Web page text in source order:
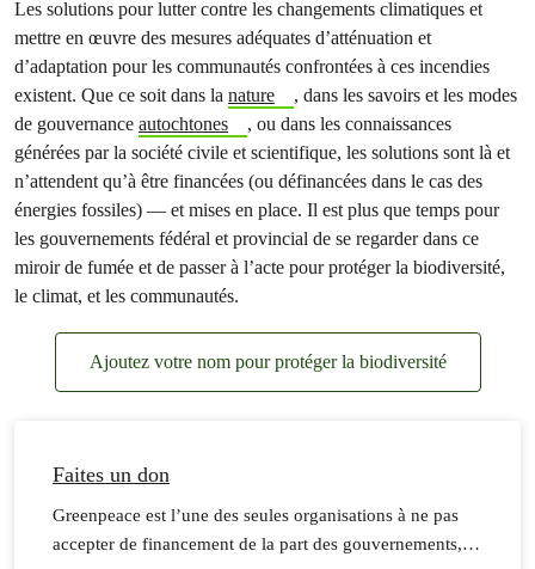
Les solutions pour lutter contre les changements climatiques et
mettre en œuvre des mesures adéquates d’atténuation et
d’adaptation pour les communautés confrontées à ces incendies
existent. Que ce soit dans la nature
, dans les savoirs et les modes
de gouvernance autochtones
, ou dans les connaissances
générées par la société civile et scientifique, les solutions sont là et
n’attendent qu’à être financées (ou définancées dans le cas des
énergies fossiles) — et mises en place. Il est plus que temps pour
les gouvernements fédéral et provincial de se regarder dans ce
miroir de fumée et de passer à l’acte pour protéger la biodiversité,
le climat, et les communautés.
Ajoutez votre nom pour protéger la biodiversité
Faites un don
Greenpeace est l’une des seules organisations à ne pas
accepter de financement de la part des gouvernements,